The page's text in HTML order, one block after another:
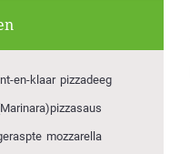
en-klaar pizzadeeg
mozzarella